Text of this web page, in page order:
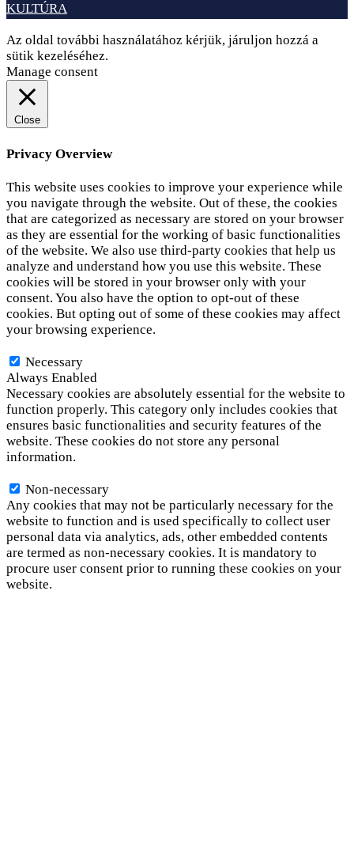
KULTÚRA
Az oldal további használatához kérjük, járuljon hozzá a
sütik kezeléséhez.
Manage consent
Close
Privacy Overview
This website uses cookies to improve your experience while
you navigate through the website. Out of these, the cookies
that are categorized as necessary are stored on your browser
as they are essential for the working of basic functionalities
of the website. We also use third-party cookies that help us
analyze and understand how you use this website. These
cookies will be stored in your browser only with your
consent. You also have the option to opt-out of these
cookies. But opting out of some of these cookies may affect
your browsing experience.
Necessary
Always Enabled
Necessary cookies are absolutely essential for the website to
function properly. This category only includes cookies that
ensures basic functionalities and security features of the
website. These cookies do not store any personal
information.
Non-necessary
Any cookies that may not be particularly necessary for the
website to function and is used specifically to collect user
personal data via analytics, ads, other embedded contents
are termed as non-necessary cookies. It is mandatory to
procure user consent prior to running these cookies on your
website.